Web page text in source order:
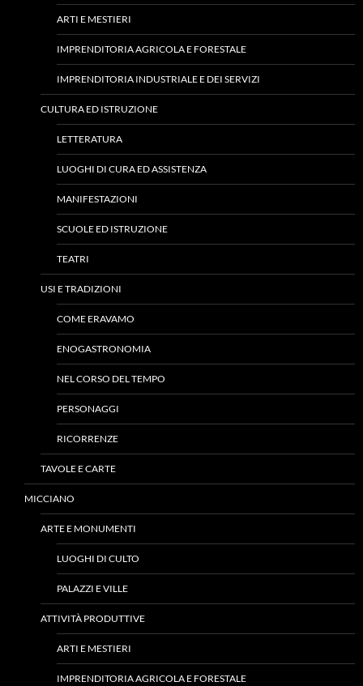
ARTI E MESTIERI
IMPRENDITORIA AGRICOLA E FORESTALE
IMPRENDITORIA INDUSTRIALE E DEI SERVIZI
CULTURA ED ISTRUZIONE
LETTERATURA
LUOGHI DI CURA ED ASSISTENZA
MANIFESTAZIONI
SCUOLE ED ISTRUZIONE
TEATRI
USI E TRADIZIONI
COME ERAVAMO
ENOGASTRONOMIA
NEL CORSO DEL TEMPO
PERSONAGGI
RICORRENZE
TAVOLE E CARTE
MICCIANO
ARTE E MONUMENTI
LUOGHI DI CULTO
PALAZZI E VILLE
ATTIVITÀ PRODUTTIVE
ARTI E MESTIERI
IMPRENDITORIA AGRICOLA E FORESTALE